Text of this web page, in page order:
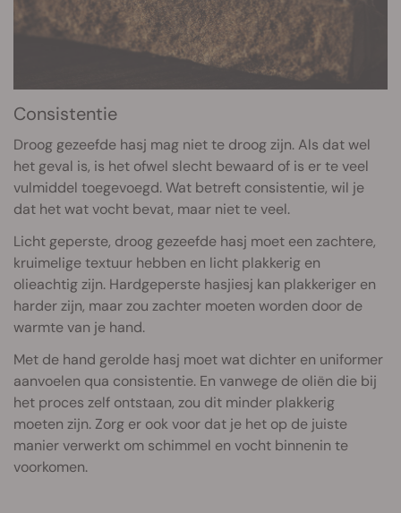
Consistentie
Droog gezeefde hasj mag niet te droog zijn. Als dat wel
het geval is, is het ofwel slecht bewaard of is er te veel
vulmiddel toegevoegd. Wat betreft consistentie, wil je
dat het wat vocht bevat, maar niet te veel.
Licht geperste, droog gezeefde hasj moet een zachtere,
kruimelige textuur hebben en licht plakkerig en
olieachtig zijn. Hardgeperste hasjiesj kan plakkeriger en
harder zijn, maar zou zachter moeten worden door de
warmte van je hand.
Met de hand gerolde hasj moet wat dichter en uniformer
aanvoelen qua consistentie. En vanwege de oliën die bij
het proces zelf ontstaan, zou dit minder plakkerig
moeten zijn. Zorg er ook voor dat je het op de juiste
manier verwerkt om schimmel en vocht binnenin te
voorkomen.